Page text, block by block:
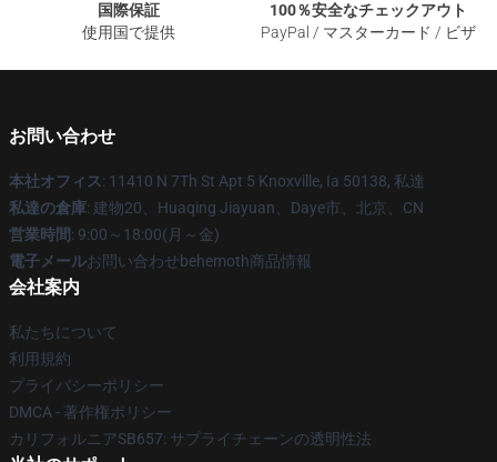
国際保証
使用国で提供
100％安全なチェックアウト
PayPal / マスターカード / ビザ
お問い合わせ
本社オフィス: 11410 N 7Th St Apt 5 Knoxville, Ia 50138, 私達
私達の倉庫: 建物20、Huaqing Jiayuan、Daye市、北京、CN
営業時間: 9:00～18:00(月～金)
電子メールお問い合わせbehemoth商品情報
会社案内
私たちについて
利用規約
プライバシーポリシー
DMCA - 著作権ポリシー
カリフォルニアSB657: サプライチェーンの透明性法